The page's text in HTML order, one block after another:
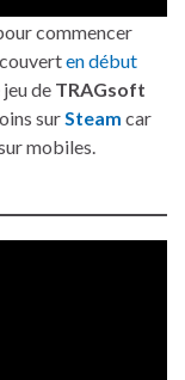
commencer
en début
de TRAGsoft
sur Steam car
mobiles.